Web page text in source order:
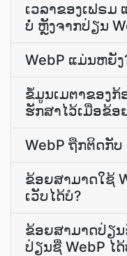
ເວລາ​ຂອງ​ເຟຣມ
ບໍ່ ຫຼັງຈາກ​ປ່ຽນ
WebP ແມ່ນຫຍັງ
ຂໍ້ມູນ​ເມຕາ​ຂອງ​ກ້
ຮັກສາ​ໄວ້​ເມື່ອ​ຂ້ອ
WebP ຖືກຕິດກັບ
ຂ້ອຍສາມາດໃຊ້
ເວັບໄດ້ບໍ?
ຂ້ອຍ​ສາມາດ​ປ່ຽ
ປ່ຽນ​ຊື່ WebP ໄ